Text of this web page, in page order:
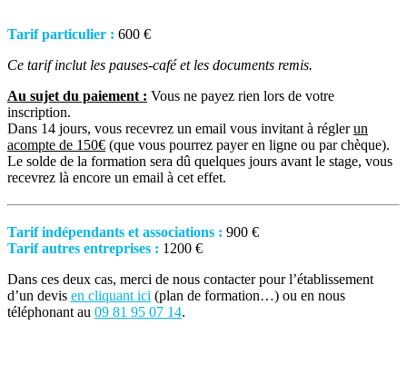
Tarif particulier : 600 €
Ce tarif inclut les pauses-café et les documents remis.
Au sujet du paiement : Vous ne payez rien lors de votre
inscription.
Dans 14 jours, vous recevrez un email vous invitant à régler un
acompte de 150€ (que vous pourrez payer en ligne ou par chèque).
Le solde de la formation sera dû quelques jours avant le stage, vous
recevrez là encore un email à cet effet.
Tarif indépendants et associations : 900 €
Tarif autres entreprises : 1200 €
Dans ces deux cas, merci de nous contacter pour l’établissement
d’un devis en cliquant ici (plan de formation…) ou en nous
téléphonant au 09 81 95 07 14.